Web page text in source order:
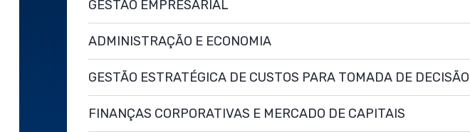
GESTÃO EMPRESARIAL
ADMINISTRAÇÃO E ECONOMIA
GESTÃO ESTRATÉGICA DE CUSTOS PARA TOMADA DE DECISÃO
FINANÇAS CORPORATIVAS E MERCADO DE CAPITAIS